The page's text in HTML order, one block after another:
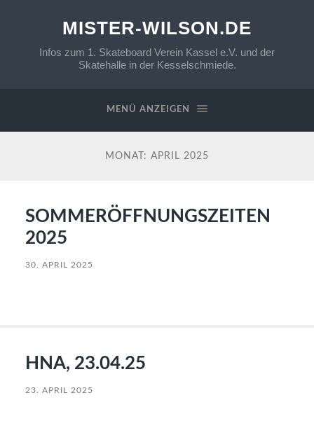
MISTER-WILSON.DE
Infos zum 1. Skateboard Verein Kassel e.V. und der
Skatehalle in der Kesselschmiede.
MENÜ ANZEIGEN
MONAT: APRIL 2025
SOMMERÖFFNUNGSZEITEN
2025
30. APRIL 2025
HNA, 23.04.25
23. APRIL 2025